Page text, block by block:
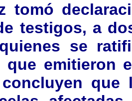
tomó
testigos, a
se
que emitieron
que